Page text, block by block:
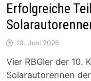
Erfolgreiche
19. Juni 2026
Vier RBGler der 10.
Solarautorennen